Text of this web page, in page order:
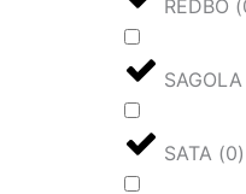
REDBO (
SAGOLA
SATA (0)